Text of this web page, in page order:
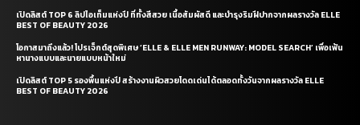
เปิดลิสต์ TOP 6 ลิปไอเท็มแห่งปี ที่ทั้งสีสวย เนื้อสัมผัสดี และบำรุงริมฝีปากจากผลรางวัล ELLE
BEST OF BEAUTY 2026
โอกาสมาถึงแล้ว! โปรเจ็กต์สุดพิเศษ ‘ELLE & ELLE MEN RUNWAY: MODEL SEARCH’ เพื่อเฟ้น
หานางแบบและนายแบบหน้าใหม่
เปิดลิสต์ TOP 5 รองพื้นแห่งปี สร้างงานผิวสวยโดดเด่นได้ตลอดทั้งวันจากผลรางวัล ELLE
BEST OF BEAUTY 2026